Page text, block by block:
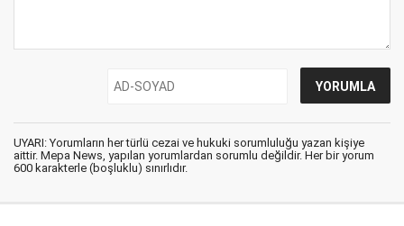
UYARI: Yorumların her türlü cezai ve hukuki sorumluluğu yazan kişiye
aittir. Mepa News, yapılan yorumlardan sorumlu değildir. Her bir yorum
600 karakterle (boşluklu) sınırlıdır.